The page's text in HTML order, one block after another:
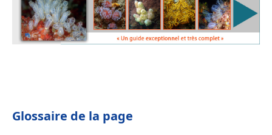
Glossaire de la page